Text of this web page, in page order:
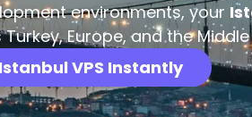
environments, your
Europe, and the Middle
VPS Instantly